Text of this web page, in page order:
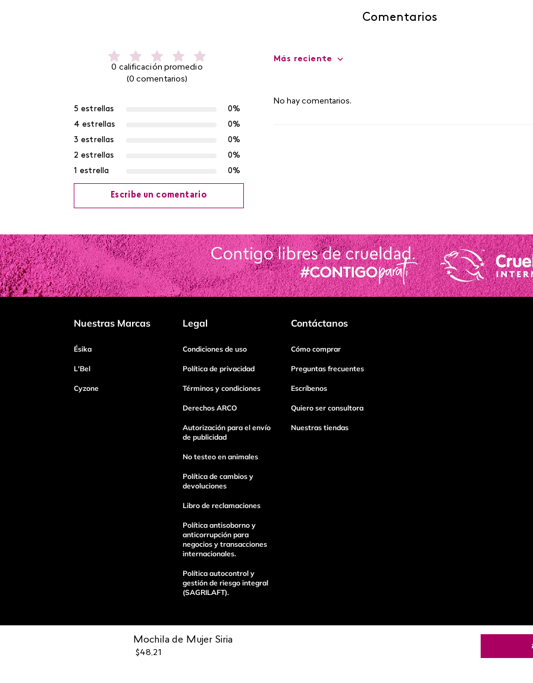
Mochila de Mujer Siria
$48,21
Comentarios
0 calificación promedio
(0 comentarios)
5 estrellas
0%
4 estrellas
0%
3 estrellas
0%
2 estrellas
0%
1 estrella
0%
Escribe un comentario
Agregar comentario
Título
Tu nombre
Dirección de email
Más reciente
No hay comentarios.
Nuestras Marcas
Ésika
L'Bel
Cyzone
Legal
Condiciones de uso
Política de privacidad
Términos y condiciones
Derechos ARCO
Autorización para el envío
de publicidad
No testeo en animales
Política de cambios y
devoluciones
Libro de reclamaciones
Política antisoborno y
anticorrupción para
negocios y transacciones
internacionales.
Política autocontrol y
gestión de riesgo integral
(SAGRILAFT).
Contáctanos
Cómo comprar
Preguntas frecuentes
Escríbenos
Quiero ser consultora
Nuestras tiendas
Pagos 100%